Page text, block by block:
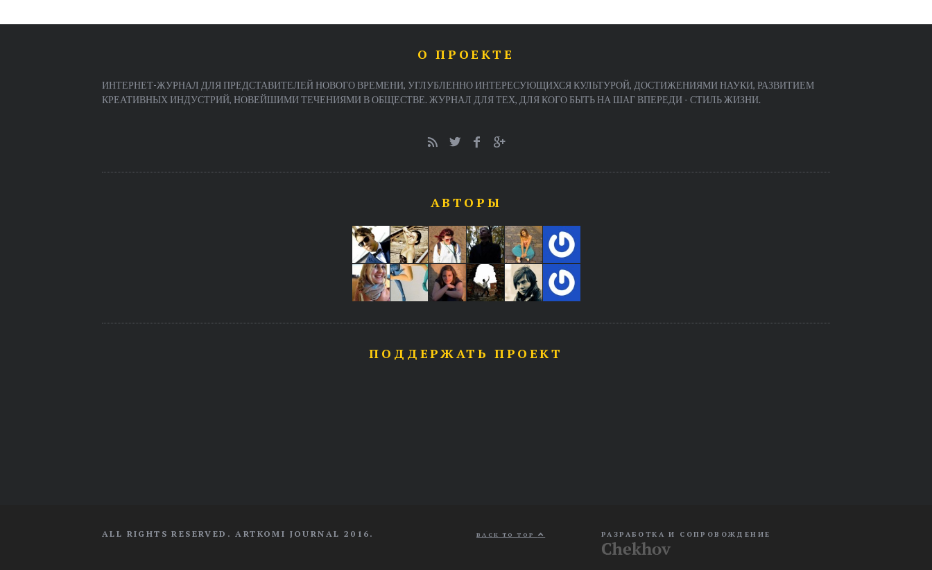
О ПРОЕКТЕ
ИНТЕРНЕТ-ЖУРНАЛ ДЛЯ ПРЕДСТАВИТЕЛЕЙ НОВОГО ВРЕМЕНИ, УГЛУБЛЕННО ИНТЕРЕСУЮЩИХСЯ КУЛЬТУРОЙ, ДОСТИЖЕНИЯМИ НАУКИ, РАЗВИТИЕМ
КРЕАТИВНЫХ ИНДУСТРИЙ, НОВЕЙШИМИ ТЕЧЕНИЯМИ В ОБЩЕСТВЕ. ЖУРНАЛ ДЛЯ ТЕХ, ДЛЯ КОГО БЫТЬ НА ШАГ ВПЕРЕДИ - СТИЛЬ ЖИЗНИ.
АВТОРЫ
ПОДДЕРЖАТЬ ПРОЕКТ
ALL RIGHTS RESERVED. ARTKOMI JOURNAL 2016. BACK TO TOP РАЗРАБОТКА И СОПРОВОЖДЕНИЕ